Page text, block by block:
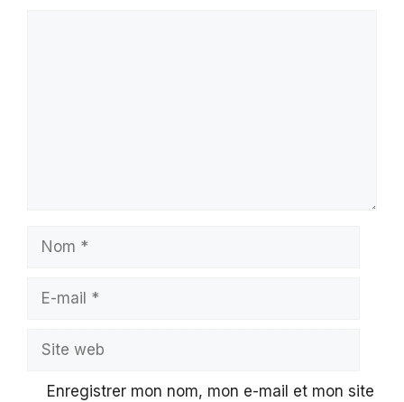
Nom
Site
Enregistrer mon nom, mon e-mail et mon site